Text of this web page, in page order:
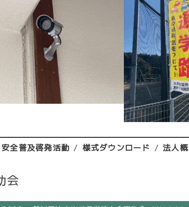
安全普及啓発活動 様式ダウンロード 法人
会